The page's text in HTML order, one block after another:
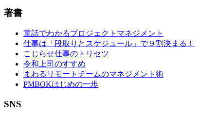
著書
童話でわかるプロジェクトマネジメント
仕事は「段取りとスケジュール」で９割決まる！
こじらせ仕事のトリセツ
令和上司のすすめ
まわるリモートチームのマネジメント術
PMBOKはじめの一歩
SNS